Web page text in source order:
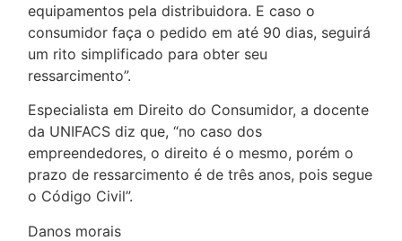
equipamentos pela distribuidora. E caso o
consumidor faça o pedido em até 90 dias, seguirá
um rito simplificado para obter seu
ressarcimento”.
Especialista em Direito do Consumidor, a docente
da UNIFACS diz que, “no caso dos
empreendedores, o direito é o mesmo, porém o
prazo de ressarcimento é de três anos, pois segue
o Código Civil”.
Danos morais